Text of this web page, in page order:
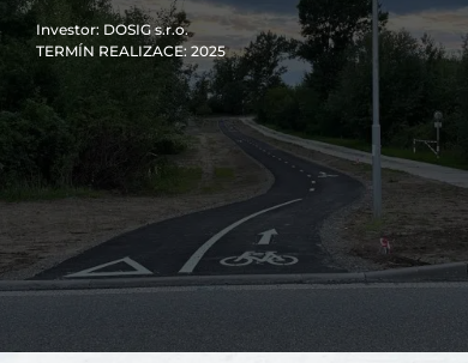
Investor: DOSIG s.r.o.
TERMÍN REALIZACE: 2025